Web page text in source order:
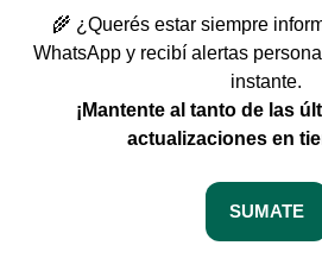
🌾 ¿Querés estar siempre
WhatsApp y recibí alertas
instante.
¡Mantente al tanto de las
actualizaciones en
SUMATE